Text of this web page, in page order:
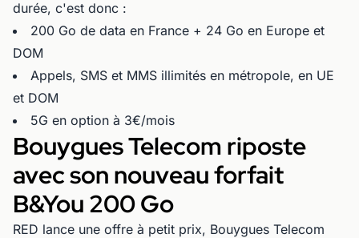
durée, c'est donc :
200 Go de data en France + 24 Go en Europe et
DOM
Appels, SMS et MMS illimités en métropole, en UE
et DOM
5G en option à 3€/mois
Bouygues Telecom riposte
avec son nouveau forfait
B&You 200 Go
RED lance une offre à petit prix, Bouygues Telecom